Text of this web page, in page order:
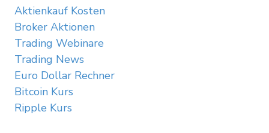
Aktienkauf Kosten
Broker Aktionen
Trading Webinare
Trading News
Euro Dollar Rechner
Bitcoin Kurs
Ripple Kurs